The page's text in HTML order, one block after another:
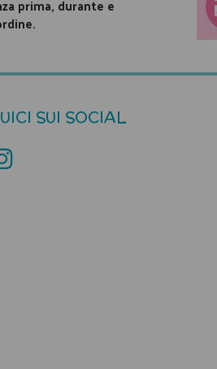
prima, durante e
SUI SOCIAL